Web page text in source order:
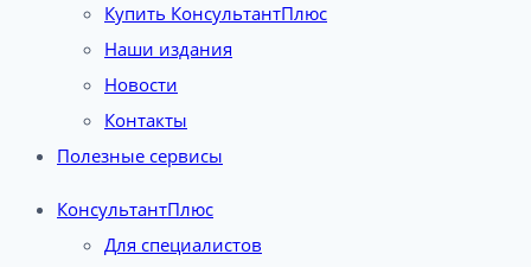
Купить КонсультантПлюс
Наши издания
Новости
Контакты
Полезные сервисы
КонсультантПлюс
Для специалистов